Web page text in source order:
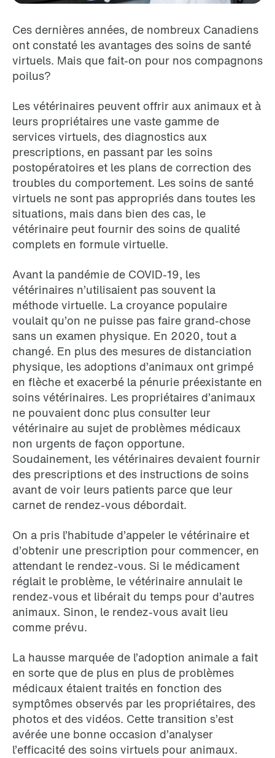
Ces dernières années, de nombreux Canadiens
ont constaté les avantages des soins de santé
virtuels. Mais que fait-on pour nos compagnons
poilus?
Les vétérinaires peuvent offrir aux animaux et à
leurs propriétaires une vaste gamme de
services virtuels, des diagnostics aux
prescriptions, en passant par les soins
postopératoires et les plans de correction des
troubles du comportement. Les soins de santé
virtuels ne sont pas appropriés dans toutes les
situations, mais dans bien des cas, le
vétérinaire peut fournir des soins de qualité
complets en formule virtuelle.
Avant la pandémie de COVID-19, les
vétérinaires n’utilisaient pas souvent la
méthode virtuelle. La croyance populaire
voulait qu’on ne puisse pas faire grand-chose
sans un examen physique. En 2020, tout a
changé. En plus des mesures de distanciation
physique, les adoptions d’animaux ont grimpé
en flèche et exacerbé la pénurie préexistante en
soins vétérinaires. Les propriétaires d’animaux
ne pouvaient donc plus consulter leur
vétérinaire au sujet de problèmes médicaux
non urgents de façon opportune.
Soudainement, les vétérinaires devaient fournir
des prescriptions et des instructions de soins
avant de voir leurs patients parce que leur
carnet de rendez-vous débordait.
On a pris l’habitude d’appeler le vétérinaire et
d’obtenir une prescription pour commencer, en
attendant le rendez-vous. Si le médicament
réglait le problème, le vétérinaire annulait le
rendez-vous et libérait du temps pour d’autres
animaux. Sinon, le rendez-vous avait lieu
comme prévu.
La hausse marquée de l’adoption animale a fait
en sorte que de plus en plus de problèmes
médicaux étaient traités en fonction des
symptômes observés par les propriétaires, des
photos et des vidéos. Cette transition s’est
avérée une bonne occasion d’analyser
l’efficacité des soins virtuels pour animaux.